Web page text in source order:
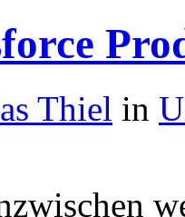
Thiel in